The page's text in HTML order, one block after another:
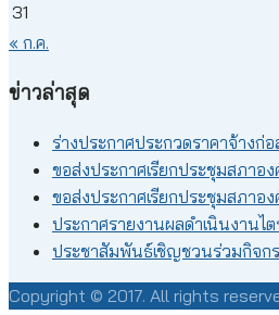
31
« ก.ค.
ข่าวล่าสุด
ร่างประกาศประกวดราคาจ้างก่
ขอส่งประกาศเรียกประชุมสภา
ขอส่งประกาศเรียกประชุมสภา
ประกาศรายงานผลดำเนินงาน
ประชาสัมพันธ์เชิญชวนร่วมกิจ
Copyright © 2017. All rights